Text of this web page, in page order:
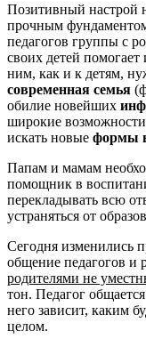
Позитивный настрой
прочным
педагогов группы с
своих детей
ним, как и к детям,
современная семья
обилие новейших
широкие возможности
искать новые формы
Папам и мамам
помощник в
перекладывать всю
устраняться от
Сегодня изменились
общение педагогов и
родителями не
тон. Педагог
него зависит, каким
целом.